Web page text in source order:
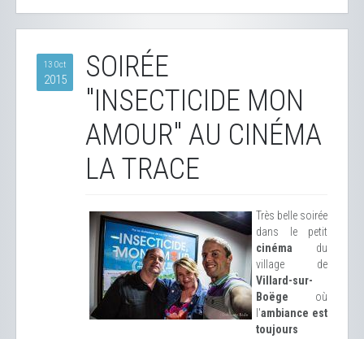
13 Oct
2015
SOIRÉE
"INSECTICIDE MON
AMOUR" AU CINÉMA
LA TRACE
Très belle soirée
dans le petit
cinéma du
village de
Villard-sur-
Boëge où
l'ambiance est
toujours